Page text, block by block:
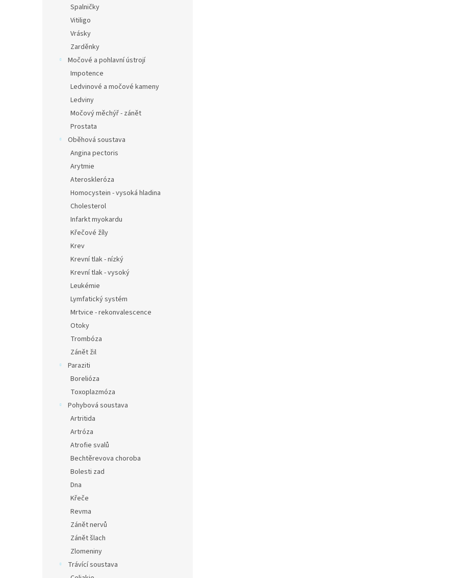
Spalničky
Vitiligo
Vrásky
Zarděnky
Močové a pohlavní ústrojí
Impotence
Ledvinové a močové kameny
Ledviny
Močový měchýř - zánět
Prostata
Oběhová soustava
Angina pectoris
Arytmie
Ateroskleróza
Homocystein - vysoká hladina
Cholesterol
Infarkt myokardu
Křečové žíly
Krev
Krevní tlak - nízký
Krevní tlak - vysoký
Leukémie
Lymfatický systém
Mrtvice - rekonvalescence
Otoky
Trombóza
Zánět žil
Paraziti
Borelióza
Toxoplazmóza
Pohybová soustava
Artritida
Artróza
Atrofie svalů
Bechtěrevova choroba
Bolesti zad
Dna
Křeče
Revma
Zánět nervů
Zánět šlach
Zlomeniny
Trávící soustava